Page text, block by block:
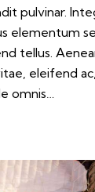
pulvinar.
elementum
tellus.
eleifend
omnis…